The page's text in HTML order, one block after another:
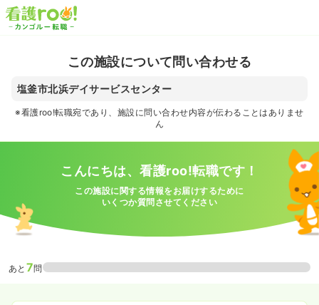
この施設について問い合わせる
塩釜市北浜デイサービスセンター
※看護roo!転職宛であり、施設に問い合わせ内容が伝わることはありませ
ん
こんにちは、看護roo!転職です！
この施設に関する情報をお届けするために
いくつか質問させてください
あと 7問